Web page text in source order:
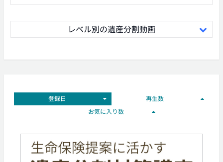
レベル別の遺産分割動画
登録日
再生数
お気に入り数